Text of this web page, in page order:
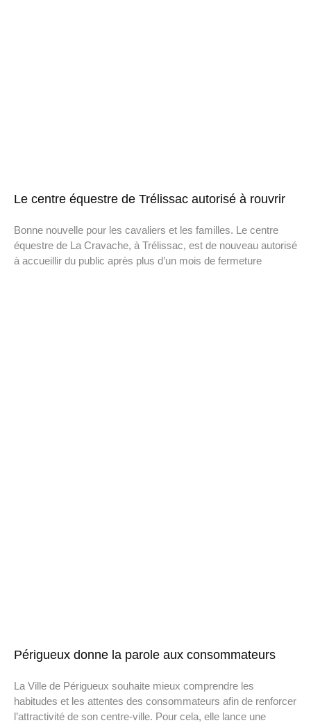
Le centre équestre de Trélissac autorisé à rouvrir
Bonne nouvelle pour les cavaliers et les familles. Le centre
équestre de La Cravache, à Trélissac, est de nouveau autorisé
à accueillir du public après plus d’un mois de fermeture
Périgueux donne la parole aux consommateurs
La Ville de Périgueux souhaite mieux comprendre les
habitudes et les attentes des consommateurs afin de renforcer
l’attractivité de son centre-ville. Pour cela, elle lance une